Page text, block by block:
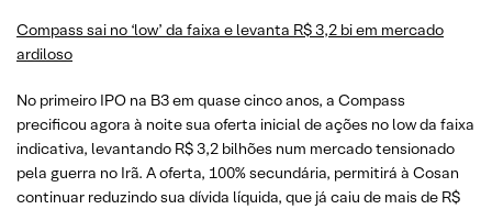
Compass sai no ‘low’ da faixa e levanta R$ 3,2 bi em mercado
ardiloso
No primeiro IPO na B3 em quase cinco anos, a Compass
precificou agora à noite sua oferta inicial de ações no low da faixa
indicativa, levantando R$ 3,2 bilhões num mercado tensionado
pela guerra no Irã. A oferta, 100% secundária, permitirá à Cosan
continuar reduzindo sua dívida líquida, que já caiu de mais de R$